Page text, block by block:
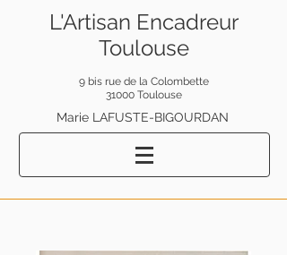
L'Artisan Encadreur
Toulouse
9 bis rue de la Colombette
31000 Toulouse
Marie LAFUSTE-BIGOURDAN